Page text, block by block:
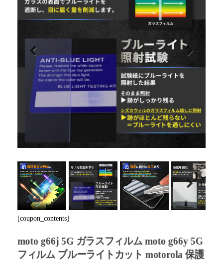
Previous Next
Previous Next
[coupon_contents]
moto g66j 5G ガラスフィルム moto g66y 5G
フィルム ブルーライトカット motorola 保護